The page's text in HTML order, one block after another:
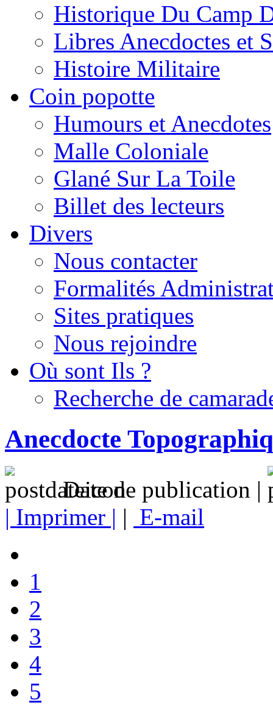
Historique Du Camp
Libres Anecdoctes et
Histoire Militaire
Coin popotte
Humours et Anecdotes
Malle Coloniale
Glané Sur La Toile
Billet des lecteurs
Divers
Nous contacter
Formalités
Sites pratiques
Nous rejoindre
Où sont Ils ?
Recherche de
Anecdocte
Date de publication |
| Imprimer | | E-mail
1
2
3
4
5